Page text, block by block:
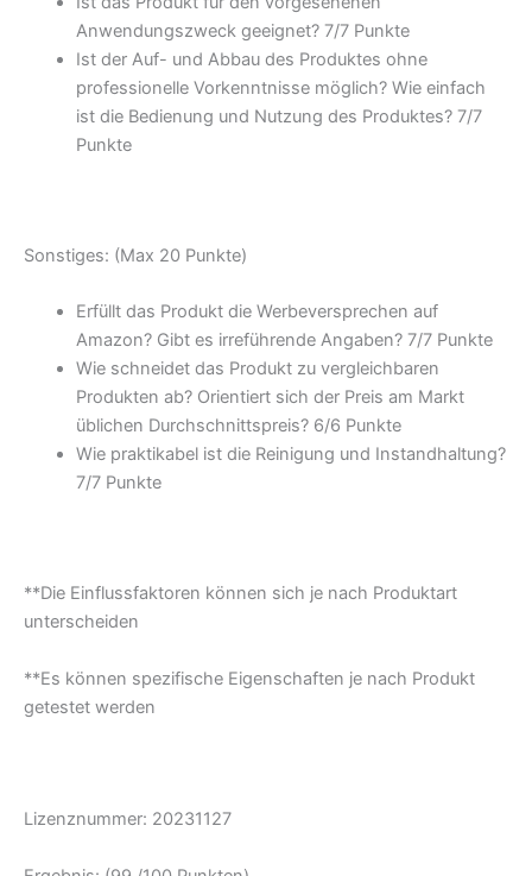
Anwendungszweck geeignet? 7/7 Punkte
Ist der Auf- und Abbau des Produktes ohne
professionelle Vorkenntnisse möglich? Wie einfach
ist die Bedienung und Nutzung des Produktes? 7/7
Punkte
Sonstiges: (Max 20 Punkte)
Erfüllt das Produkt die Werbeversprechen auf
Amazon? Gibt es irreführende Angaben? 7/7 Punkte
Wie schneidet das Produkt zu vergleichbaren
Produkten ab? Orientiert sich der Preis am Markt
üblichen Durchschnittspreis? 6/6 Punkte
Wie praktikabel ist die Reinigung und Instandhaltung?
7/7 Punkte
**Die Einflussfaktoren können sich je nach Produktart
unterscheiden
**Es können spezifische Eigenschaften je nach Produkt
getestet werden
Lizenznummer: 20231127